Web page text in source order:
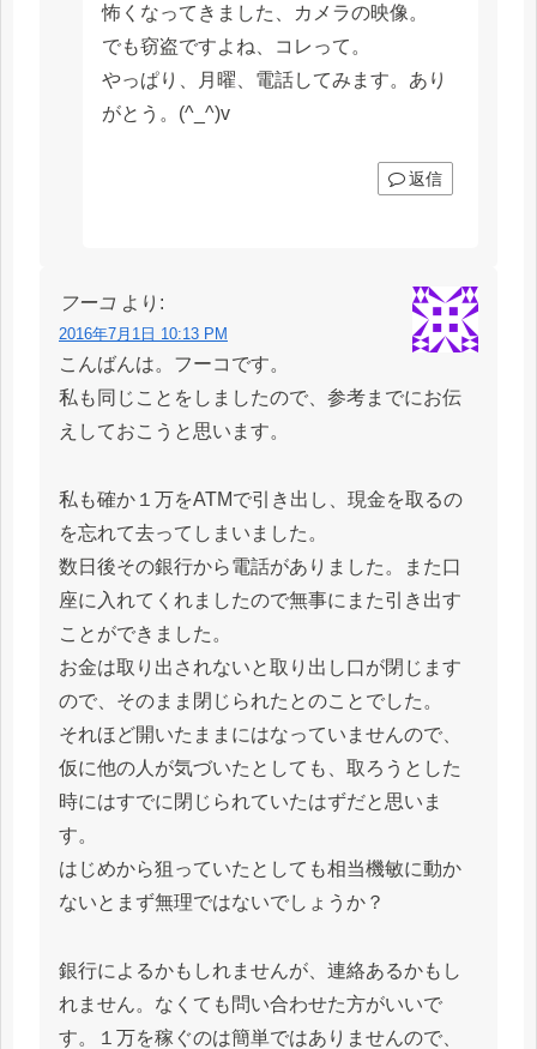
怖くなってきました、カメラの映像。
でも窃盗ですよね、コレって。
やっぱり、月曜、電話してみます。あり
がとう。(^_^)v
返信
フーコ より:
2016年7月1日 10:13 PM
こんばんは。フーコです。
私も同じことをしましたので、参考までにお伝
えしておこうと思います。
私も確か１万をATMで引き出し、現金を取るの
を忘れて去ってしまいました。
数日後その銀行から電話がありました。また口
座に入れてくれましたので無事にまた引き出す
ことができました。
お金は取り出されないと取り出し口が閉じます
ので、そのまま閉じられたとのことでした。
それほど開いたままにはなっていませんので、
仮に他の人が気づいたとしても、取ろうとした
時にはすでに閉じられていたはずだと思いま
す。
はじめから狙っていたとしても相当機敏に動か
ないとまず無理ではないでしょうか？
銀行によるかもしれませんが、連絡あるかもし
れません。なくても問い合わせた方がいいで
す。１万を稼ぐのは簡単ではありませんので、